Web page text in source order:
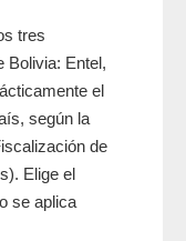
tres
Bolivia: Entel,
el
según la
de
Elige el
se aplica